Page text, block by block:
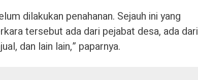
dilakukan penahanan. Sejauh ini yang
tersebut ada dari pejabat desa, ada dari
dan lain lain,” paparnya.